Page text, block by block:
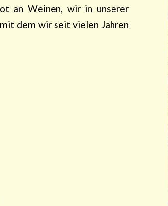
an Weinen, wir in unserer
dem wir seit vielen Jahren